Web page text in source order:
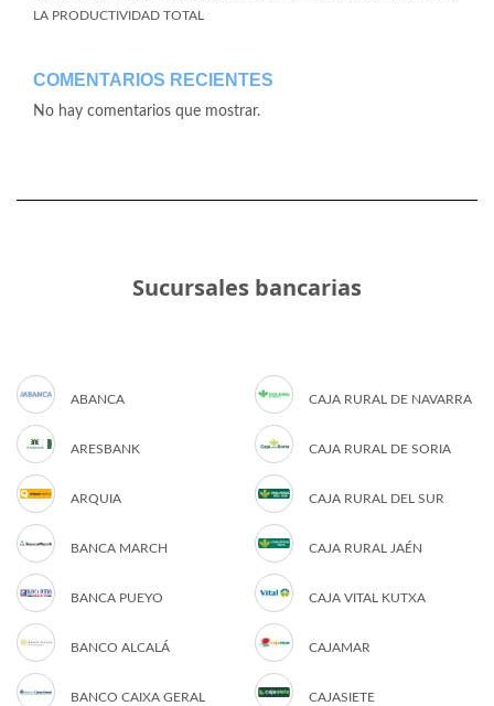
LA PRODUCTIVIDAD TOTAL
COMENTARIOS RECIENTES
No hay comentarios que mostrar.
Sucursales bancarias
ABANCA
ARESBANK
ARQUIA
BANCA MARCH
BANCA PUEYO
BANCO ALCALÁ
BANCO CAIXA GERAL
CAJA RURAL DE NAVARRA
CAJA RURAL DE SORIA
CAJA RURAL DEL SUR
CAJA RURAL JAÉN
CAJA VITAL KUTXA
CAJAMAR
CAJASIETE